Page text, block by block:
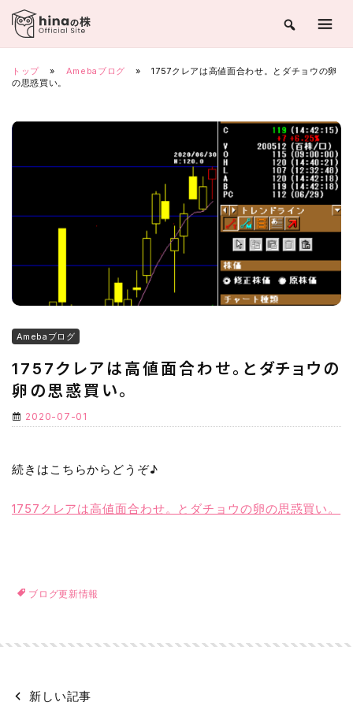
Skip
content
トップ » Amebaブログ »
1757クレアは高値面合わせ。とダチョウの卵
の思惑買い。
Amebaブログ
1757クレアは高値面合わせ。とダチョウの
卵の思惑買い。
2020-07-01
続きはこちらからどうぞ♪
1757クレアは高値面合わせ。とダチョウの卵の思惑買い。
ブログ更新情報
新しい記事